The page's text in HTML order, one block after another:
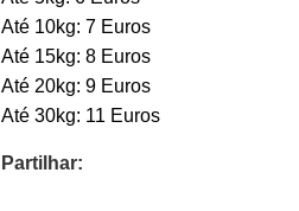
Até 10kg: 7 Euros
Até 15kg: 8 Euros
Até 20kg: 9 Euros
Até 30kg: 11 Euros
Partilhar: